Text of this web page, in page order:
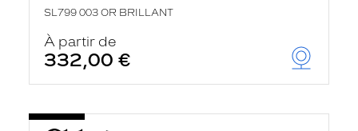
SL799 003 OR BRILLANT
À partir de
332,00 €